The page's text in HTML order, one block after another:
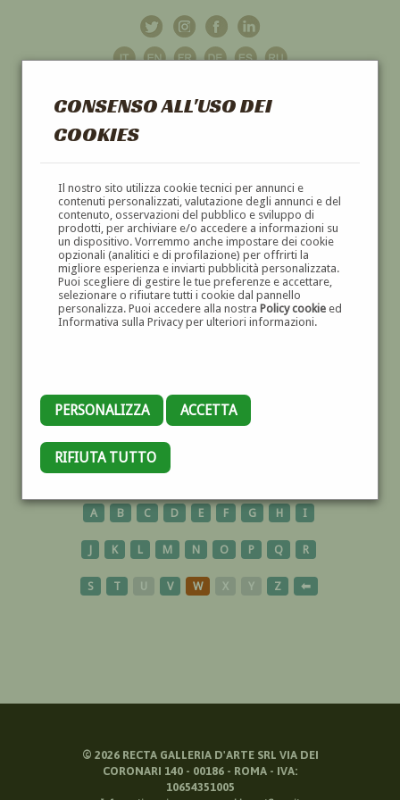
CONSENSO ALL'USO DEI
COOKIES
Il nostro sito utilizza cookie tecnici per annunci e
contenuti personalizzati, valutazione degli annunci e del
contenuto, osservazioni del pubblico e sviluppo di
prodotti, per archiviare e/o accedere a informazioni su
un dispositivo. Vorremmo anche impostare dei cookie
opzionali (analitici e di profilazione) per offrirti la
migliore esperienza e inviarti pubblicità personalizzata.
Puoi scegliere di gestire le tue preferenze e accettare,
selezionare o rifiutare tutti i cookie dal pannello
personalizza. Puoi accedere alla nostra Policy cookieed
Informativa sulla Privacy per ulteriori informazioni.
PERSONALIZZA ACCETTA
RIFIUTA TUTTO
GALLERIAD'ARTE
DIPINTI E SCULTURE '800 E '900
GIUDECCA
A B C D E F G H I
J K L M N O P Q R
S T U V W X Y Z ⬅
© 2026RECTA GALLERIA D'ARTE SRL VIA DEI
CORONARI 140 - 00186 - ROMA - IVA:
10654351005